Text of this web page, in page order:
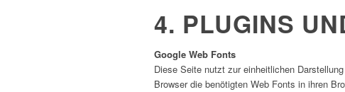
4. PLUGINS
Google Web Fonts
Diese Seite nutzt zur einheitlichen
Browser die benötigten Web Fonts in ihren